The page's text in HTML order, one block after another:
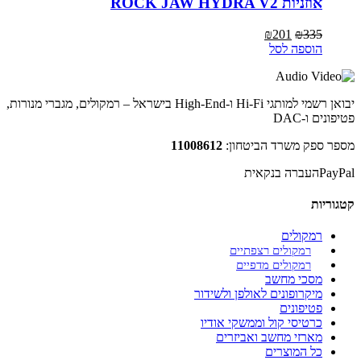
₪335
המחיר
המקורי
₪335.
₪201
הוספה לסל
יבואן רשמי למותגי Hi-Fi ו-High-End בישראל – רמקולים, מגברי מנורות,
פטיפונים ו-DAC
מספר ספק משרד הביטחון: 11008612
PayPalהעברה בנקאית
קטגוריות
רמקולים
רמקולים רצפתיים
רמקולים מדפיים
מסכי מחשב
מיקרופונים לאולפן ולשידור
פטיפונים
כרטיסי קול וממשקי אודיו
מארזי מחשב ואביזרים
כל המוצרים